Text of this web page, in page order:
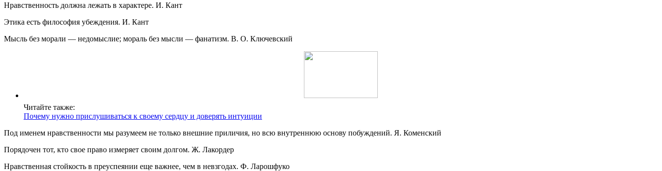
Нравственность должна лежать в характере. И. Кант
Этика есть философия убеждения. И. Кант
Мысль без морали — недомыслие; мораль без мысли — фанатизм. В. О. Ключевский
Читайте также:
Почему нужно прислушиваться к своему сердцу и доверять интуиции
Под именем нравственности мы разумеем не только внешние приличия, но всю внутреннюю основу побуждений. Я. Коменский
Порядочен тот, кто свое право измеряет своим долгом. Ж. Лакордер
Нравственная стойкость в преуспеянии еще важнее, чем в невзгодах. Ф. Ларошфуко